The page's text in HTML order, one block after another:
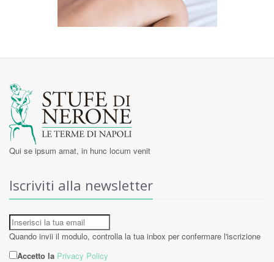
Qui se ipsum amat, in hunc locum venit
Iscriviti alla newsletter
Quando invii il modulo, controlla la tua inbox per confermare l'iscrizione
Accetto la Privacy Policy